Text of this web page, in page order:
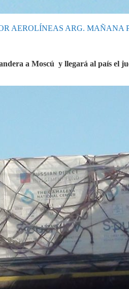
AEROLÍNEAS ARG. MAÑANA
a Moscú y llegará al país el